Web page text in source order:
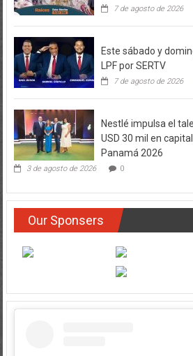
7 de agosto de 2026
Este sábado y
LPF por SERTV
7 de agosto de 2026
Nestlé impulsa el
USD 30 mil en
Panamá 2026
3 de agosto de 2026 0
Our Sponsers